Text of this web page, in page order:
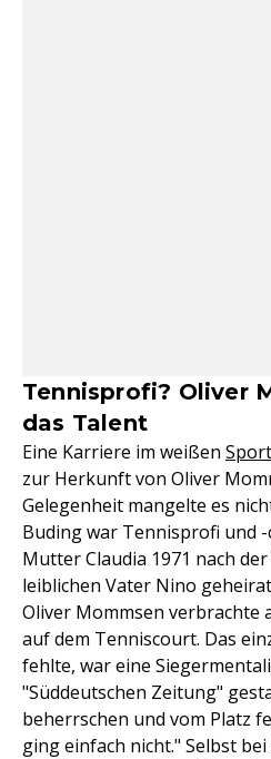
Tennisprofi? Oliver
das Talent
Eine Karriere im weißen Sport
zur Herkunft von Oliver
Gelegenheit mangelte es
Buding war Tennisprofi und
Mutter Claudia 1971 nach
leiblichen Vater Nino
Oliver Mommsen verbrachte
auf dem Tenniscourt. Das
fehlte, war eine
"Süddeutschen Zeitung"
beherrschen und vom Platz
ging einfach nicht." Selbst bei